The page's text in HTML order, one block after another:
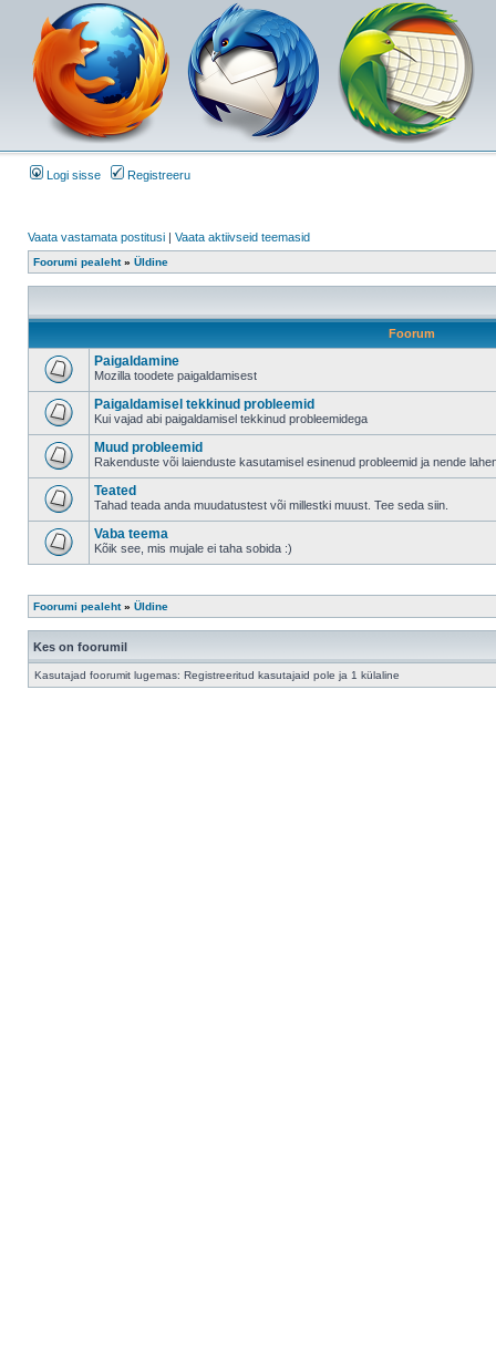
Logi sisse Registreeru
Vaata vastamata postitusi | Vaata aktiivseid teemasid
Foorumi pealeht» Üldine
Foorum
Paigaldamine
Mozilla toodete paigaldamisest
Paigaldamisel tekkinud probleemid
Kui vajad abi paigaldamisel tekkinud probleemidega
Muud probleemid
Rakenduste või laienduste kasutamisel esinenud probleemid ja nende
Teated
Tahad teada anda muudatustest või millestki muust. Tee seda siin.
Vaba teema
Kõik see, mis mujale ei taha sobida :)
Foorumi pealeht» Üldine
Kes on foorumil
Kasutajad foorumit lugemas: Registreeritud kasutajaid pole ja 1 külaline